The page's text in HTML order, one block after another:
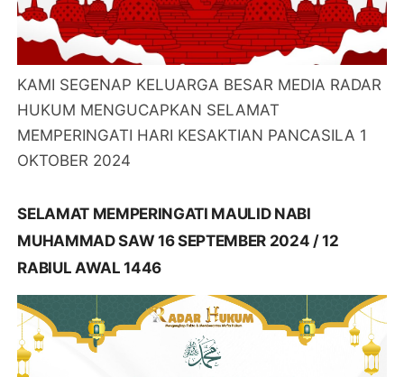
KAMI SEGENAP KELUARGA BESAR MEDIA RADAR
HUKUM MENGUCAPKAN SELAMAT
MEMPERINGATI HARI KESAKTIAN PANCASILA 1
OKTOBER 2024
SELAMAT MEMPERINGATI MAULID NABI
MUHAMMAD SAW 16 SEPTEMBER 2024 / 12
RABIUL AWAL 1446